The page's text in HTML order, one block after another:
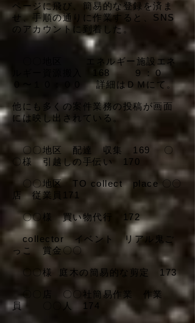
ページに飛び、簡易的な登録を済ま
せ、手順の通りに作業すると、SNS
のアカウントに到着した。
〇〇地区 エネルギー施設エネ
ルギー資源搬入 168 ９：０
０〜１０：００ 詳細はＤＭにて。
他にも多くの案件業務の投稿が画面
には映し出されている。
〇〇地区 配達 収集 169 〇
〇様 引越しの手伝い 170
〇〇地区 TO collect place 〇〇
店 従業員171
〇〇様 買い物代行 172
collector イベント リアル鬼ご
っこ 賞金〇〇
〇〇様 庭木の簡易的な剪定 173
〇〇店 〇〇社簡易作業 作業
員 〇〇人 174